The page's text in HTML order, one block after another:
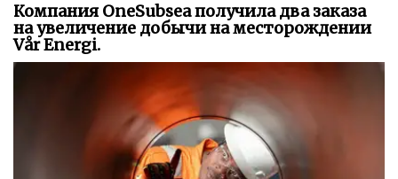
Компания OneSubsea получила два заказа
на увеличение добычи на месторождении
Vår Energi.